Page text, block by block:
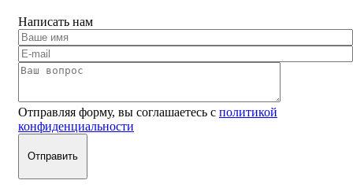
Написать нам
Отправляя форму, вы соглашаетесь с политикой
конфиденциальности